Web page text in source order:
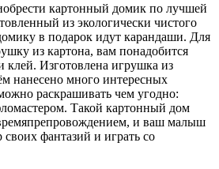
картонный домик по лучшей
из экологически чистого
в подарок идут карандаши. Для
из картона, вам понадобится
клей. Изготовлена игрушка из
нанесено много интересных
раскрашивать чем угодно:
Такой картонный дом
и ваш малыш
фантазий и играть со